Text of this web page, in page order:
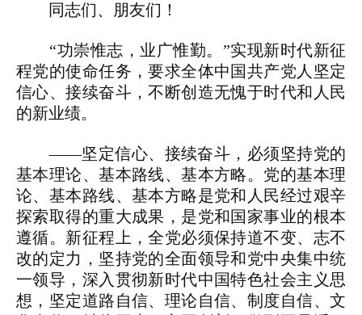
同志们、朋友们！
“功崇惟志，业广惟勤。”实现新时代新征
程党的使命任务，要求全体中国共产党人坚定
信心、接续奋斗，不断创造无愧于时代和人民
的新业绩。
——坚定信心、接续奋斗，必须坚持党的
基本理论、基本路线、基本方略。党的基本理
论、基本路线、基本方略是党和人民经过艰辛
探索取得的重大成果，是党和国家事业的根本
遵循。新征程上，全党必须保持道不变、志不
改的定力，坚持党的全面领导和党中央集中统
一领导，深入贯彻新时代中国特色社会主义思
想，坚定道路自信、理论自信、制度自信、文